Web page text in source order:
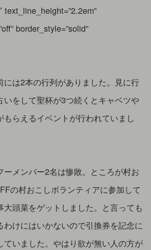
text_line_height=”2.2em”
border_style=”solid”
には2本の行列がありました。見に行
いをして聖杯が3つ続くとキャベツや
もらえるイベントが行われていまし
ーメンバー2名は惨敗。ところが村お
の村おこしボランティアに参加して
頭菜をゲットしました。と言っても
わけにはいかないので引換券を記念に
ていました。やはり欲が無い人の方が